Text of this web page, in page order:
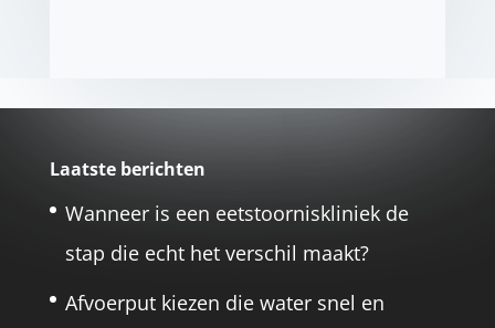
Laatste berichten
Wanneer is een eetstoorniskliniek de
stap die echt het verschil maakt?
Afvoerput kiezen die water snel en